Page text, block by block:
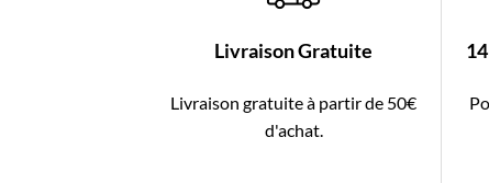
Livraison Gratuite
Livraison gratuite à partir de 50€
d'achat.